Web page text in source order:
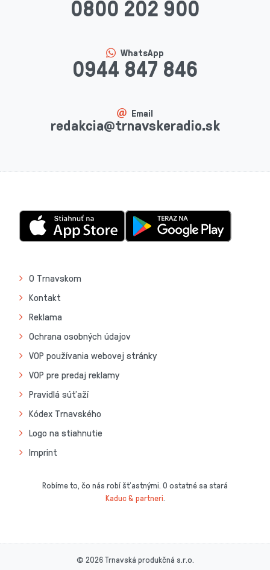
0800 202 900
WhatsApp
0944 847 846
Email
redakcia@trnavskeradio.sk
O Trnavskom
Kontakt
Reklama
Ochrana osobných údajov
VOP používania webovej stránky
VOP pre predaj reklamy
Pravidlá súťaží
Kódex Trnavského
Logo na stiahnutie
Imprint
Robíme to, čo nás robí šťastnými. O ostatné sa stará
Kaduc & partneri.
© 2026 Trnavská produkčná s.r.o.